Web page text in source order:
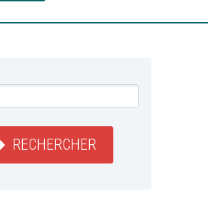
RECHERCHER